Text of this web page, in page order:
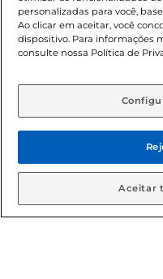
de bebidas alcoólicas
Lei n.º 8069/90, art. 81,
Adolescente). Preços e
aviso prévio. O valor
© 2026
personalizadas para você,
Ao clicar em aceitar, você
dispositivo. Para informações
consulte nossa Política de
Aceitar